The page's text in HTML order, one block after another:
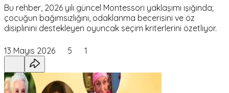
Bu rehber, 2026 yılı güncel Montessori yaklaşımı ışığında;
çocuğun bağımsızlığını, odaklanma becerisini ve öz
disiplinini destekleyen oyuncak seçim kriterlerini özetliyor.
13 Mayıs 2026 5 1